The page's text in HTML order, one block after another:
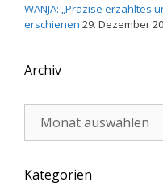
WANJA: „Präzise erzähltes
erschienen 29. Dezember
Archiv
Kategorien